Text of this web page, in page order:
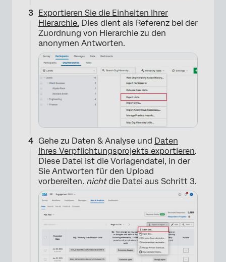
Exportieren Sie die Einheiten Ihrer
Hierarchie. Dies dient als Referenz bei der
Zuordnung von Hierarchie zu den
anonymen Antworten.
Gehe zu Daten & Analyse und Daten
Ihres Verpflichtungsprojekts exportieren.
Diese Datei ist die Vorlagendatei, in der
Sie Antworten für den Upload
vorbereiten. nichtdie Datei aus Schritt 3.